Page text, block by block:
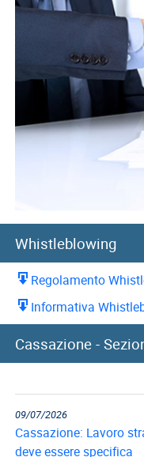
Whistleblowing
Regolamento
Informativa
Cassazione -
Cassazione: recupero
reintegra del...
09/07/2026
Cassazione: Lavoro
deve essere specifica